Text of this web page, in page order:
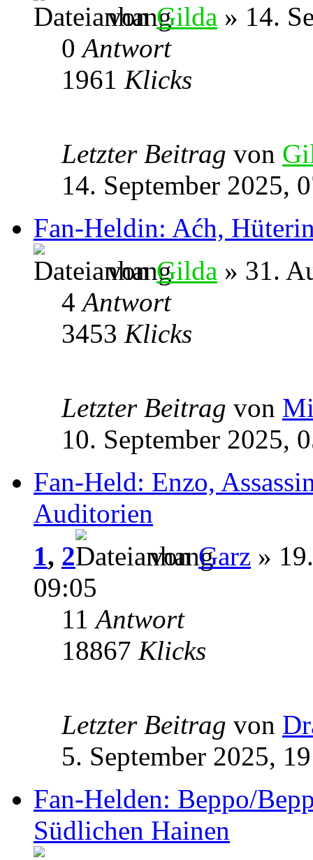
vonGilda » 14.
0Antwort
1961 Klicks
Letzter Beitrag von
14. September 2025,
Fan-Heldin: Aćh,
vonGilda » 31.
4Antwort
3453 Klicks
Letzter Beitrag von
10. September 2025,
Fan-Held: Enzo,
Auditorien
1, 2 vonGarz »
09:05
11Antwort
18867 Klicks
Letzter Beitrag von
5. September 2025,
Fan-Helden: Beppo/
Südlichen Hainen